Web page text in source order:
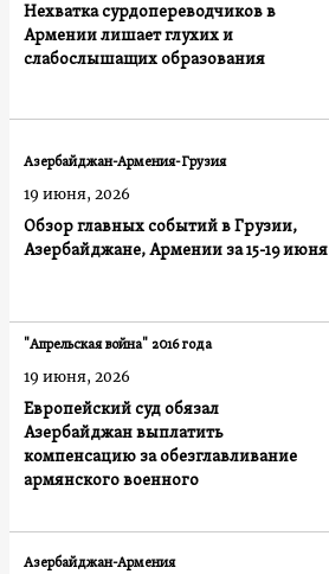
Нехватка сурдопереводчиков в
Армении лишает глухих и
слабослышащих образования
Обзор главных событий в Грузии,
Азербайджане, Армении за 15-19 июня
Азербайджан-Армения-Грузия
19 июня, 2026
Европейский суд обязал
Азербайджан выплатить
компенсацию за обезглавливание
армянского военного
"Апрельская война" 2016 года
19 июня, 2026
Азербайджан-Армения